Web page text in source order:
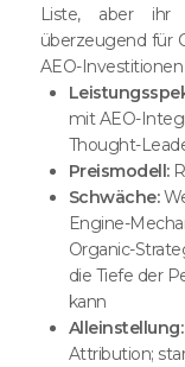
Liste, aber ihr
überzeugend für
AEO-
mit AEO-
Thought-
Preismodell:
Schwäche:
Engine-
Organic-
die Tiefe der
kann
Alleinstellung:
Attribution;